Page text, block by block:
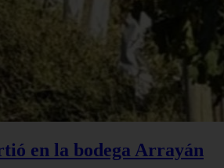
en la bodega Arrayán